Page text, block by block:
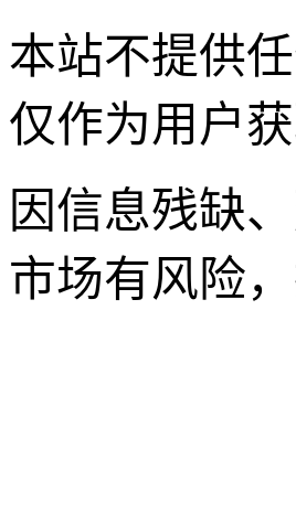
本站不提供
仅作为用户
因信息残缺
市场有风险